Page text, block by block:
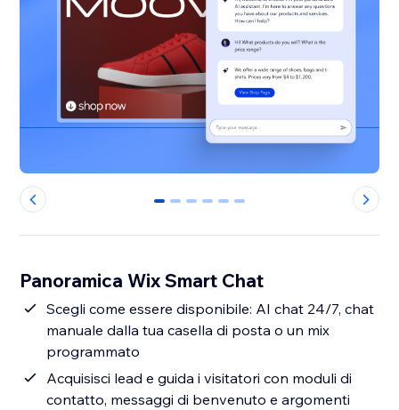
0 1 2 3 4 5
Panoramica Wix Smart Chat
Scegli come essere disponibile: AI chat 24/7, chat
manuale dalla tua casella di posta o un mix
programmato
Acquisisci lead e guida i visitatori con moduli di
contatto, messaggi di benvenuto e argomenti